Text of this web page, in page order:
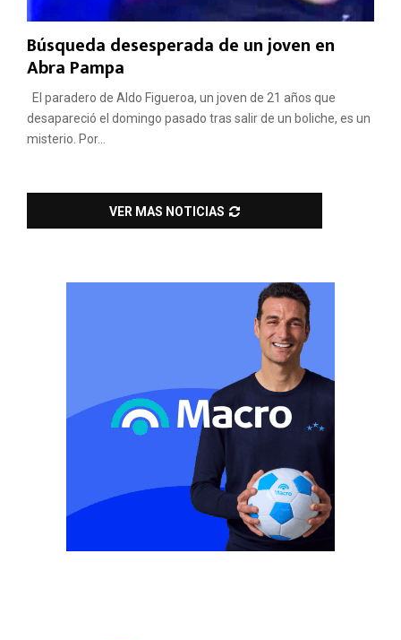
Búsqueda desesperada de un joven en
Abra Pampa
El paradero de Aldo Figueroa, un joven de 21 años que
desapareció el domingo pasado tras salir de un boliche, es un
misterio. Por...
VER MAS NOTICIAS